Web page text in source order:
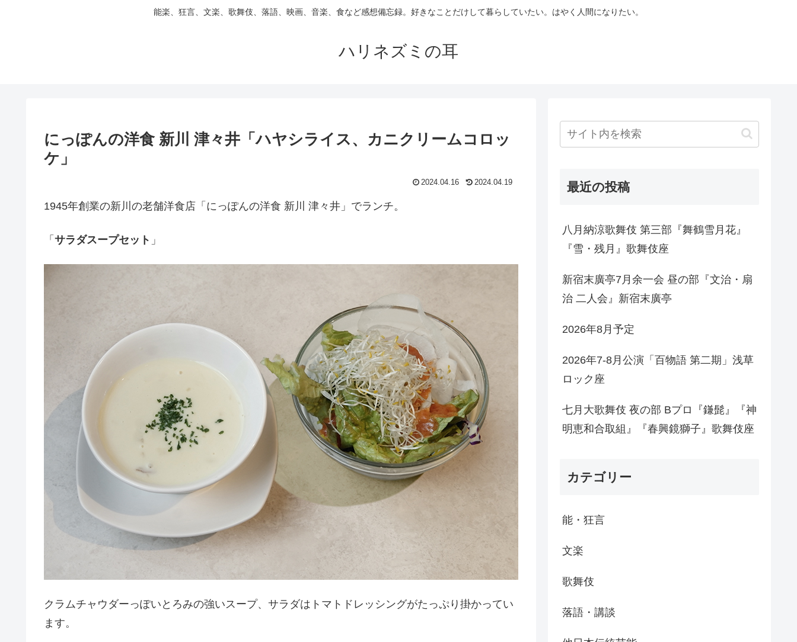
能楽、狂言、文楽、歌舞伎、落語、映画、音楽、食など感想備忘録。好きなことだけして暮らしていたい。はやく人間になりたい。
ハリネズミの耳
にっぽんの洋食 新川 津々井「ハヤシライス、カニクリームコロッ
ケ」
2024.04.16 2024.04.19
1945年創業の新川の老舗洋食店「にっぽんの洋食 新川 津々井」でランチ。
「 サラダスープセット 」
クラムチャウダーっぽいとろみの強いスープ、サラダはトマトドレッシングがたっぷり掛かってい
ます。
最近の投稿
八月納涼歌舞伎 第三部『舞鶴雪月花』
『雪・残月』歌舞伎座
新宿末廣亭7月余一会 昼の部『文治・扇
治 二人会』新宿末廣亭
2026年8月予定
2026年7-8月公演「百物語 第二期」浅草
ロック座
七月大歌舞伎 夜の部 Bプロ『鎌髭』『神
明恵和合取組』『春興鏡獅子』歌舞伎座
カテゴリー
能・狂言
文楽
歌舞伎
落語・講談